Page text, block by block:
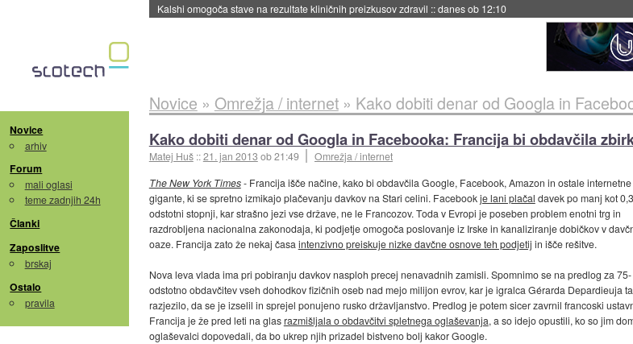
Sandisk že prodal več kot polovico SSD-jev za naslednji dve leti::danes ob 11:37
Novice
arhiv
Forum
mali oglasi
teme zadnjih 24h
Članki
Zaposlitve
brskaj
Ostalo
pravila
Novice » Omrežja / internet» Kako dobiti denar od Googla in Facebooka:
Kako dobiti denar od Googla in Facebooka: Francija bi obdavčila
Matej Huš ::21. jan 2013 ob 21:49 Omrežja / internet
The New York Times- Francija išče načine, kako bi obdavčila Google, Facebook, Amazon in ostale internetne
gigante, ki se spretno izmikajo plačevanju davkov na Stari celini. Facebookje lani plačal davek po manj kot
odstotni stopnji, kar strašno jezi vse države, ne le Francozov. Toda v Evropi je poseben problem enotni trg in
razdrobljena nacionalna zakonodaja, ki podjetje omogoča poslovanje iz Irske in kanaliziranje dobičkov v
oaze. Francija zato že nekaj časa intenzivno preiskuje nizke davčne osnove teh podjetij in išče rešitve.
Nova leva vlada ima pri pobiranju davkov nasploh precej nenavadnih zamisli. Spomnimo se na predlog za 75-
odstotno obdavčitev vseh dohodkov fizičnih oseb nad mejo milijon evrov, kar je igralca Gérarda Depardieuja
razjezilo, da se je izselil in sprejel ponujeno rusko državljanstvo. Predlog je potem sicer zavrnil francoski
Francija je že pred leti na glasrazmišljala o obdavčitvi spletnega oglaševanja, a so idejo opustili, ko so jim
oglaševalci dopovedali, da bo ukrep njih prizadel bistveno bolj kakor Google.